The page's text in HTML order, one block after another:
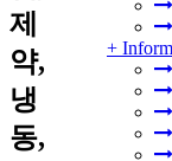
+
제
약,
냉
동,